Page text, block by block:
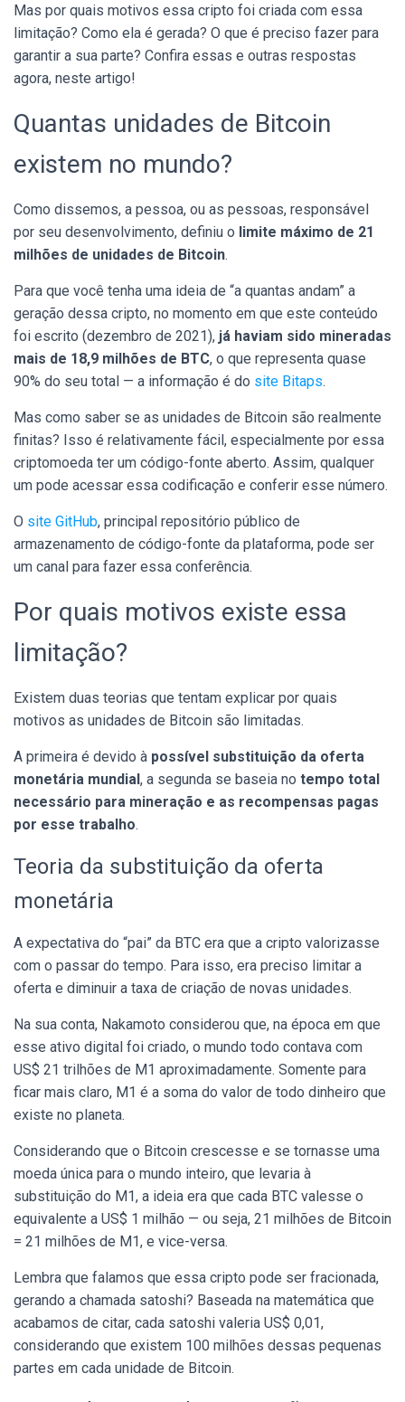
Mas por quais motivos essa cripto foi criada com essa
limitação? Como ela é gerada? O que é preciso fazer para
garantir a sua parte? Confira essas e outras respostas
agora, neste artigo!
Quantas unidades de Bitcoin
existem no mundo?
Como dissemos, a pessoa, ou as pessoas, responsável
por seu desenvolvimento, definiu o limite máximo de 21
milhões de unidades de Bitcoin.
Para que você tenha uma ideia de “a quantas andam” a
geração dessa cripto, no momento em que este conteúdo
foi escrito (dezembro de 2021), já haviam sido mineradas
mais de 18,9 milhões de BTC, o que representa quase
90% do seu total — a informação é do site Bitaps.
Mas como saber se as unidades de Bitcoin são realmente
finitas? Isso é relativamente fácil, especialmente por essa
criptomoeda ter um código-fonte aberto. Assim, qualquer
um pode acessar essa codificação e conferir esse número.
O site GitHub, principal repositório público de
armazenamento de código-fonte da plataforma, pode ser
um canal para fazer essa conferência.
Por quais motivos existe essa
limitação?
Existem duas teorias que tentam explicar por quais
motivos as unidades de Bitcoin são limitadas.
A primeira é devido à possível substituição da oferta
monetária mundial, a segunda se baseia no tempo total
necessário para mineração e as recompensas pagas
por esse trabalho.
Teoria da substituição da oferta
monetária
A expectativa do “pai” da BTC era que a cripto valorizasse
com o passar do tempo. Para isso, era preciso limitar a
oferta e diminuir a taxa de criação de novas unidades.
Na sua conta, Nakamoto considerou que, na época em que
esse ativo digital foi criado, o mundo todo contava com
US$ 21 trilhões de M1 aproximadamente. Somente para
ficar mais claro, M1 é a soma do valor de todo dinheiro que
existe no planeta.
Considerando que o Bitcoin crescesse e se tornasse uma
moeda única para o mundo inteiro, que levaria à
substituição do M1, a ideia era que cada BTC valesse o
equivalente a US$ 1 milhão — ou seja, 21 milhões de Bitcoin
= 21 milhões de M1, e vice-versa.
Lembra que falamos que essa cripto pode ser fracionada,
gerando a chamada satoshi? Baseada na matemática que
acabamos de citar, cada satoshi valeria US$ 0,01,
considerando que existem 100 milhões dessas pequenas
partes em cada unidade de Bitcoin.